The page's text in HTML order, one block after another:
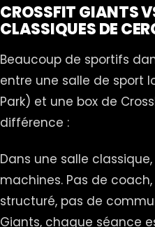
CROSSFIT GIANTS
CLASSIQUES DE
Beaucoup de sportifs
entre une salle de sport
Park) et une box de
différence :
Dans une salle
machines. Pas de
structuré, pas de
Giants, chaque séance